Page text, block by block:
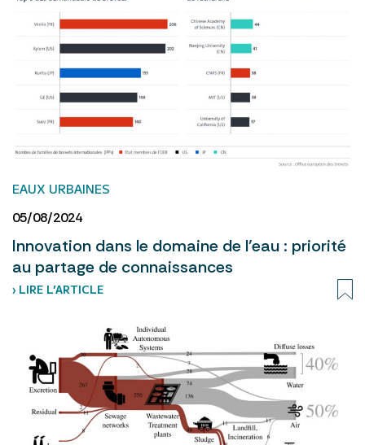
EAUX URBAINES
05/08/2024
Innovation dans le domaine de l’eau : priorité
au partage de connaissances
› LIRE L’ARTICLE